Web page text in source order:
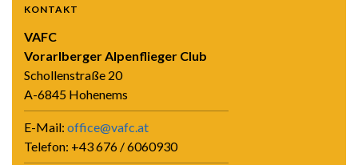
KONTAKT
VAFC
Vorarlberger Alpenflieger Club
Schollenstraße 20
A-6845 Hohenems
E-Mail: office@vafc.at
Telefon: +43 676 / 6060930